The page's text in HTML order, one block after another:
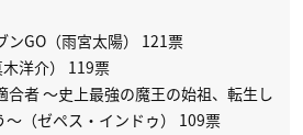
GO（雨宮太陽） 121票
洋介） 119票
合者 〜史上最強の魔王の始祖、転生し
（ゼペス・インドゥ） 109票